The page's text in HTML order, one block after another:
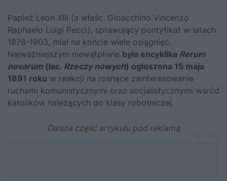
Papież Leon XIII (a właśc. Gioacchino Vincenzo
Raphaelo Luigi Pecci), sprawujący pontyfikat w latach
1878-1903, miał na koncie wiele osiągnięć.
Najważniejszym niewątpliwie była encyklika Rerum
novarum (łac. Rzeczy nowych) ogłoszona 15 maja
1891 roku w reakcji na rosnące zainteresowanie
ruchami komunistycznymi oraz socjalistycznymi wśród
katolików należących do klasy robotniczej.